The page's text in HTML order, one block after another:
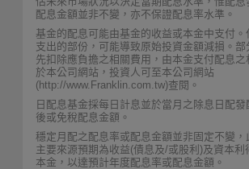
配息金額並非不變，亦不保證配息率水準。
基金的配息可能由基金的收益或本金中支付。
支出的部份，可能導致原始投資金額減損。部
先扣除應負擔之相關費用，由本金支付配息之
於本公司網站，投資人可至本公司網站
(http://www.Franklin.com.tw)查閱。
日配息基金採每日計息並於當月之除息日配
後或免稅配息金額。
穩定月配之配息率或配息金額並非固定不變，
主要來源預期為收益(債息及/或股利)及資本利
本金，以達預計年度配息率或配息金額。